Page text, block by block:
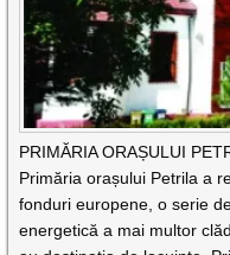
PRIMĂRIA ORAȘULUI
Primăria orașului Petrila a
fonduri europene, o serie
energetică a mai multor